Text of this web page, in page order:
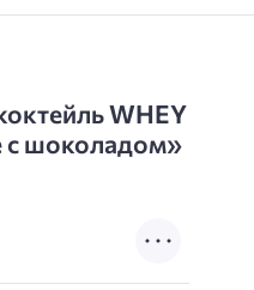
WHEY
с шоколадом»